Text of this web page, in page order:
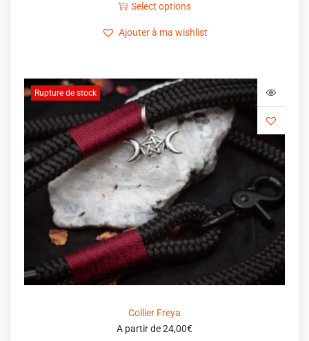
Select options
Ajouter à ma wishlist
Rupture de stock
Collier Freya
A partir de24,00€